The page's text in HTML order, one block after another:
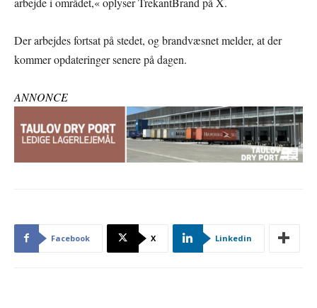
Der arbejdes fortsat på stedet, og brandvæsnet melder, at der
kommer opdateringer senere på dagen.
ANNONCE
Facebook X Linkedin